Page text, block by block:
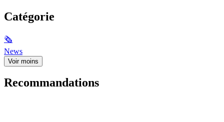
Catégorie
🗞
News
Voir moins
Recommandations